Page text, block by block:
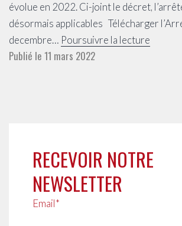
évolue en 2022. Ci-joint le décret,
désormais applicables Télécharger
decembre… Poursuivre la lecture
Publié le 11 mars 2022
RECEVOIR NOTRE
NEWSLETTER
Email*